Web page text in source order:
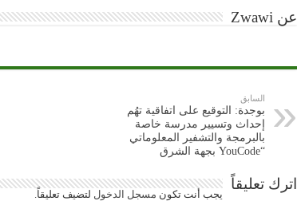
عن Zwawi
السابق
بوجدة: التوقيع على اتفاقية تهُم
إحداث وتسيير مدرسة خاصة
بالبرمجة والتشفير المعلوماتي
“YouCode بجهة الشرق
اترك تعليقاً
يجب أنت تكون مسجل الدخول لتضيف تعليقاً.